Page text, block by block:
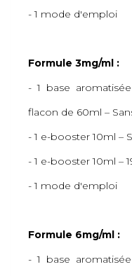
- 1 mode d'emploi
Formule 3mg/ml :
- 1 base
flacon de 60ml –
- 1 e-booster 10ml –
- 1 e-booster 10ml –
- 1 mode d'emploi
Formule 6mg/ml :
- 1 base